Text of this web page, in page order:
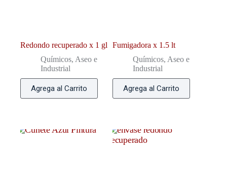
Redondo recuperado x 1 gl
Químicos, Aseo e
Industrial
Agrega al Carrito
Fumigadora x 1.5 lt
Químicos, Aseo e
Industrial
Agrega al Carrito